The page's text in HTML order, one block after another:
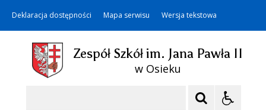
Deklaracja dostępności Mapa serwisu Wersja tekstowa
Zespół Szkół im. Jana Pawła II
w Osieku